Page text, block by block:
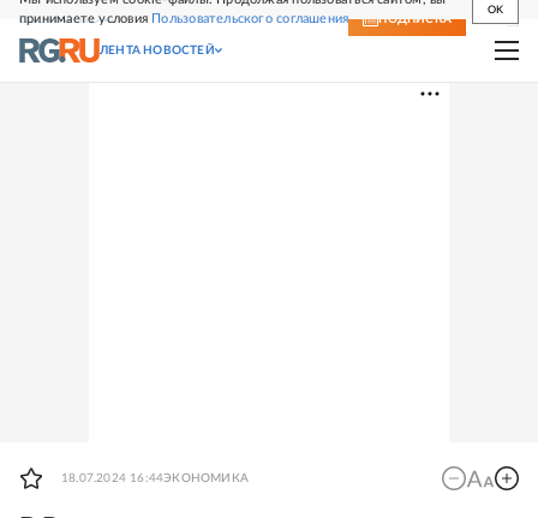
принимаете условия Пользовательского соглашения
OK
СВЕЖИЙ НОМЕР ПОДПИСКА
ЛЕНТА НОВОСТЕЙ
18.07.2024 16:44ЭКОНОМИКА